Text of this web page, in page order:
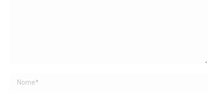
Name *